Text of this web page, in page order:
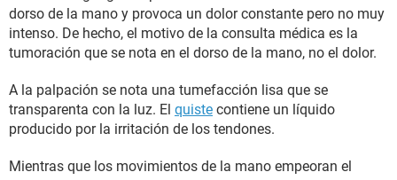
dorso de la mano y provoca un dolor constante pero no muy
intenso. De hecho, el motivo de la consulta médica es la
tumoración que se nota en el dorso de la mano, no el dolor.
A la palpación se nota una tumefacción lisa que se
transparenta con la luz. El quiste contiene un líquido
producido por la irritación de los tendones.
Mientras que los movimientos de la mano empeoran el